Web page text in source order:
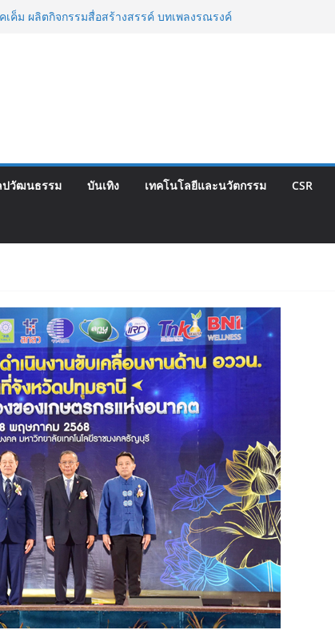
เค็ม ผลิตกิจกรรมสื่อสร้างสรรค์ บทเพลงรณรงค์
ตสูชนะขาดนั่งบอร์ดการกีฬาเป็นสมัยที่สอง
ปวัฒนธรรม บันเทิง เทคโนโลยีและนวัตกรรม CSR